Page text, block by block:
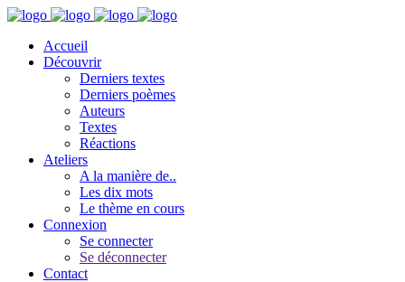
Accueil
Découvrir
Derniers textes
Derniers poèmes
Auteurs
Textes
Réactions
Ateliers
A la manière de..
Les dix mots
Le thème en cours
Connexion
Se connecter
Se déconnecter
Contact